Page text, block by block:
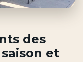
des
et